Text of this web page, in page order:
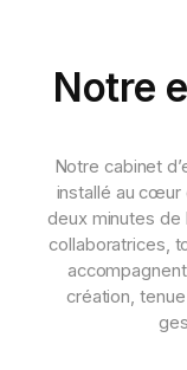
Notre
Notre cabinet
installé au cœur
deux minutes de
collaboratrices,
création,